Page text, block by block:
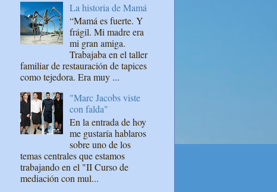
La historia de Mamá
“Mamá es fuerte. Y
frágil. Mi madre era
mi gran amiga.
Trabajaba en el taller
familiar de restauración de tapices
como tejedora. Era muy ...
"Marc Jacobs viste
con falda"
En la entrada de hoy
me gustaría hablaros
sobre uno de los
temas centrales que estamos
trabajando en el "II Curso de
mediación con mul...